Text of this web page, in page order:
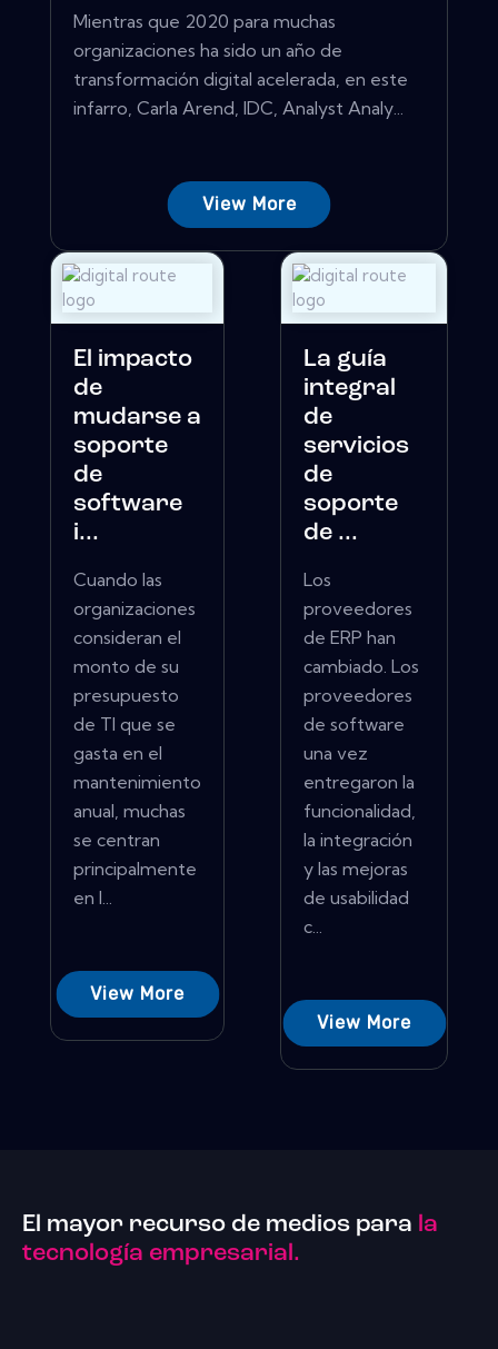
Mientras que 2020 para muchas
organizaciones ha sido un año de
transformación digital acelerada, en este
infarro, Carla Arend, IDC, Analyst Analy...
View More
El impacto
de
mudarse a
soporte
de
software
i...
Cuando las
organizaciones
consideran el
monto de su
presupuesto
de TI que se
gasta en el
mantenimiento
anual, muchas
se centran
principalmente
en l...
View More
La guía
integral
de
servicios
de
soporte
de ...
Los
proveedores
de ERP han
cambiado. Los
proveedores
de software
una vez
entregaron la
funcionalidad,
la integración
y las mejoras
de usabilidad
c...
View More
El mayor recurso de medios para la
tecnología empresarial.